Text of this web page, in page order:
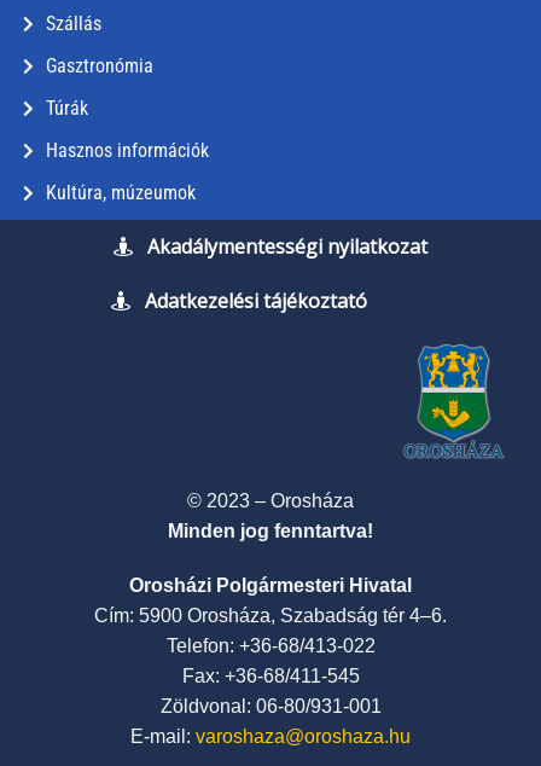
Szállás
Gasztronómia
Túrák
Hasznos információk
Kultúra, múzeumok
Akadálymentességi nyilatkozat
Adatkezelési tájékoztató
© 2023 – Orosháza
Minden jog fenntartva!
Orosházi Polgármesteri Hivatal
Cím: 5900 Orosháza, Szabadság tér 4–6.
Telefon: +36-68/413-022
Fax: +36-68/411-545
Zöldvonal: 06-80/931-001
E-mail: varoshaza@oroshaza.hu